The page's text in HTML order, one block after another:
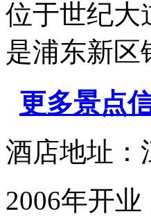
位于世纪大
是浦东新区
更多景点
酒店地址：
2006年开